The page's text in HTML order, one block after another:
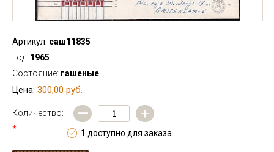
Артикул: саш11835
Год: 1965
Состояние: гашеные
Цена: 300,00 руб.
Количество:
*
— +
1 доступно для заказа